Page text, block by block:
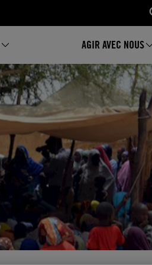
AGIR AVEC NOUS